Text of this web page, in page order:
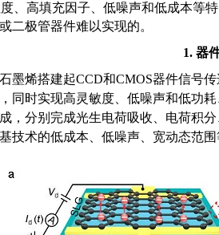
、高填充因子、低噪声和低成本等
二极管器件难以实现的。
1.器
墨烯搭建起CCD和CMOS器件信号
同时实现高灵敏度、低噪声和低功
，分别完成光生电荷吸收、电荷积
技术的低成本、低噪声、宽动态范